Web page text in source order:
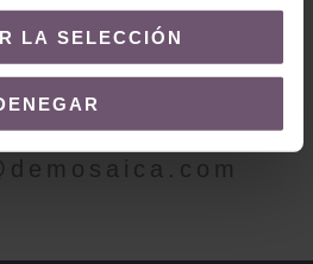
LA SELECCIÓN
INFORMACIÓN?
Contacto
un correo a